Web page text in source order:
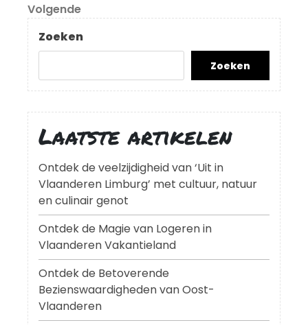
Volgend
bericht
Volgende
Zoeken
Zoeken
Laatste artikelen
Ontdek de veelzijdigheid van ‘Uit in
Vlaanderen Limburg’ met cultuur, natuur
en culinair genot
Ontdek de Magie van Logeren in
Vlaanderen Vakantieland
Ontdek de Betoverende
Bezienswaardigheden van Oost-
Vlaanderen